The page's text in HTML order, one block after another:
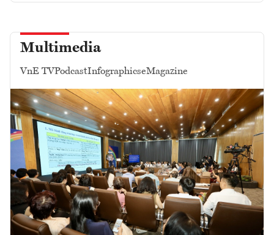
Multimedia
VnE TVPodcastInfographicseMagazine